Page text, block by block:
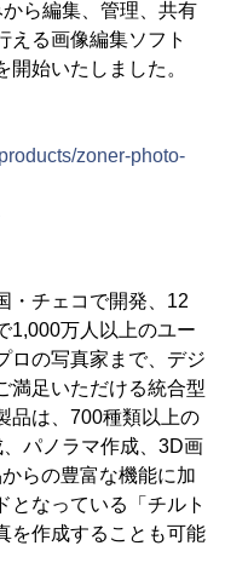
ら編集、管理、共有
える画像編集ソフト
開始いたしました。
zoner-photo-
・チェコで開発、12
1,000万人以上のユー
ロの写真家まで、デジ
満足いただける統合型
品は、700種類以上の
パノラマ作成、3D画
らの豊富な機能に加
となっている「チルト
を作成することも可能